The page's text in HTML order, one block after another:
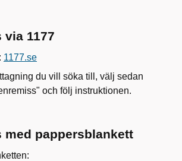
via 1177
1177.se
du vill söka till, välj sedan
och följ instruktionen.
med pappersblankett